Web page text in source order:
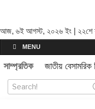
আজ, ৬ই আগস্ট, ২০২৬ ইং | ২২শে
MENU
সাম্প্রতিক জাতীয়